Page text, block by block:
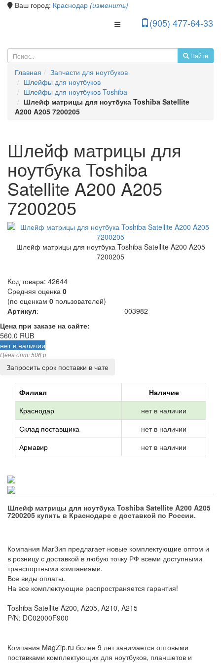
Ваш город: Краснодар (изменить)
(905) 477-64-33
Toggle Navigation
Найти
Главная
Запчасти для ноутбуков
Шлейфы для ноутбуков
Шлейфы для ноутбуков Toshiba
Шлейф матрицы для ноутбука Toshiba Satellite
A200 A205 7200205
Шлейф матрицы для
ноутбука Toshiba
Satellite A200 A205
7200205
Шлейф матрицы для ноутбука Toshiba Satellite A200 A205
7200205
Kод товара: 42644
Cредняя оценка 0
(по оценкам 0 пользователей)
Артикул:
003982
Цена при заказе на сайте:
560.0 RUB
нет в наличии
Цена опт: 506 p
Запросить срок поставки в чате
Филиал
Наличие
Краснодар
нет в наличии
Склад поставщика
нет в наличии
Армавир
нет в наличии
Шлейф матрицы для ноутбука Toshiba Satellite A200 A205
7200205 купить в Краснодаре с доставкой по России.
Компания МагЗип предлагает новые комплектующие оптом и
в розницу с доставкой в любую точку РФ всеми доступными
транспортными компаниями.
Все виды оплаты.
На все комплектующие распространяется гарантия!
Toshiba Satellite A200, A205, A210, A215
P/N: DC02000F900
Компания MagZip.ru более 9 лет занимается оптовыми
поставками комплектующих для ноутбуков, планшетов и